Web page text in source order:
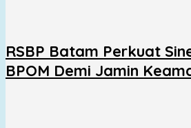
RSBP Batam Perkuat
BPOM Demi Jamin